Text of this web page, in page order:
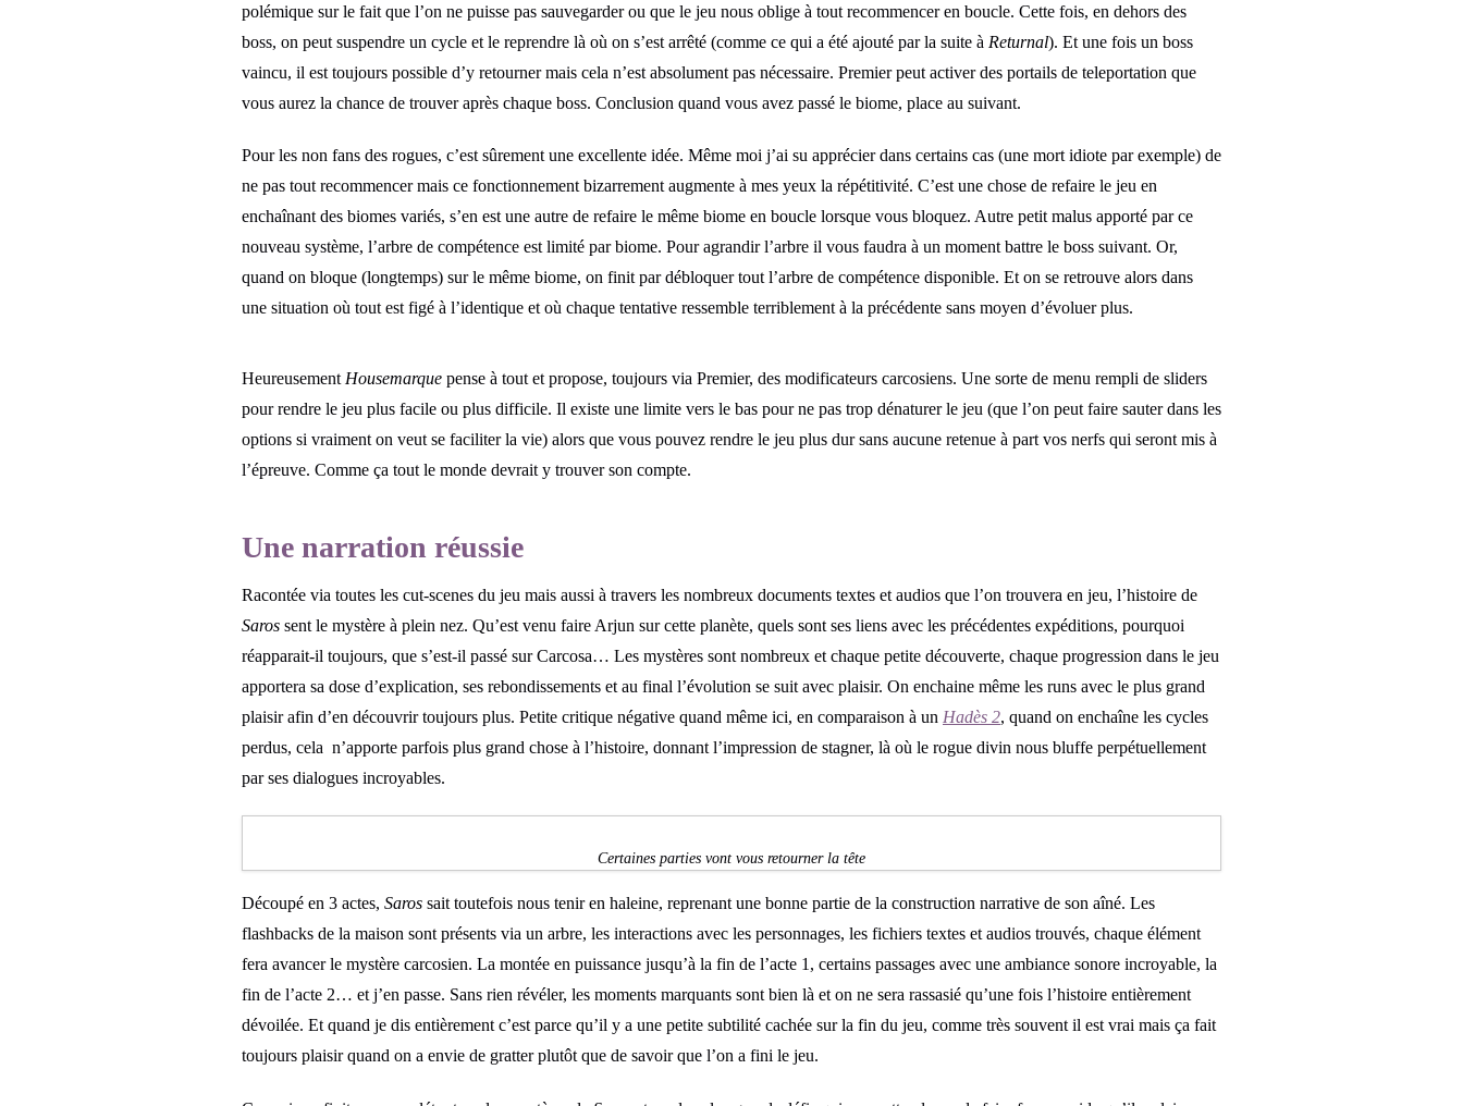
polémique sur le fait que l’on ne puisse pas sauvegarder ou que le jeu nous oblige à tout recommencer en boucle. Cette fois, en dehors des
boss, on peut suspendre un cycle et le reprendre là où on s’est arrêté (comme ce qui a été ajouté par la suite à Returnal). Et une fois un boss
vaincu, il est toujours possible d’y retourner mais cela n’est absolument pas nécessaire. Premier peut activer des portails de teleportation que
vous aurez la chance de trouver après chaque boss. Conclusion quand vous avez passé le biome, place au suivant.
Pour les non fans des rogues, c’est sûrement une excellente idée. Même moi j’ai su apprécier dans certains cas (une mort idiote par exemple) de
ne pas tout recommencer mais ce fonctionnement bizarrement augmente à mes yeux la répétitivité. C’est une chose de refaire le jeu en
enchaînant des biomes variés, s’en est une autre de refaire le même biome en boucle lorsque vous bloquez. Autre petit malus apporté par ce
nouveau système, l’arbre de compétence est limité par biome. Pour agrandir l’arbre il vous faudra à un moment battre le boss suivant. Or,
quand on bloque (longtemps) sur le même biome, on finit par débloquer tout l’arbre de compétence disponible. Et on se retrouve alors dans
une situation où tout est figé à l’identique et où chaque tentative ressemble terriblement à la précédente sans moyen d’évoluer plus.
Heureusement Housemarque pense à tout et propose, toujours via Premier, des modificateurs carcosiens. Une sorte de menu rempli de sliders
pour rendre le jeu plus facile ou plus difficile. Il existe une limite vers le bas pour ne pas trop dénaturer le jeu (que l’on peut faire sauter dans les
options si vraiment on veut se faciliter la vie) alors que vous pouvez rendre le jeu plus dur sans aucune retenue à part vos nerfs qui seront mis à
l’épreuve. Comme ça tout le monde devrait y trouver son compte.
Une narration réussie
Racontée via toutes les cut-scenes du jeu mais aussi à travers les nombreux documents textes et audios que l’on trouvera en jeu, l’histoire de
Saros sent le mystère à plein nez. Qu’est venu faire Arjun sur cette planète, quels sont ses liens avec les précédentes expéditions, pourquoi
réapparait-il toujours, que s’est-il passé sur Carcosa… Les mystères sont nombreux et chaque petite découverte, chaque progression dans le jeu
apportera sa dose d’explication, ses rebondissements et au final l’évolution se suit avec plaisir. On enchaine même les runs avec le plus grand
plaisir afin d’en découvrir toujours plus. Petite critique négative quand même ici, en comparaison à un Hadès 2, quand on enchaîne les cycles
perdus, cela n’apporte parfois plus grand chose à l’histoire, donnant l’impression de stagner, là où le rogue divin nous bluffe perpétuellement
par ses dialogues incroyables.
Certaines parties vont vous retourner la tête
Découpé en 3 actes, Saros sait toutefois nous tenir en haleine, reprenant une bonne partie de la construction narrative de son aîné. Les
flashbacks de la maison sont présents via un arbre, les interactions avec les personnages, les fichiers textes et audios trouvés, chaque élément
fera avancer le mystère carcosien. La montée en puissance jusqu’à la fin de l’acte 1, certains passages avec une ambiance sonore incroyable, la
fin de l’acte 2… et j’en passe. Sans rien révéler, les moments marquants sont bien là et on ne sera rassasié qu’une fois l’histoire entièrement
dévoilée. Et quand je dis entièrement c’est parce qu’il y a une petite subtilité cachée sur la fin du jeu, comme très souvent il est vrai mais ça fait
toujours plaisir quand on a envie de gratter plutôt que de savoir que l’on a fini le jeu.